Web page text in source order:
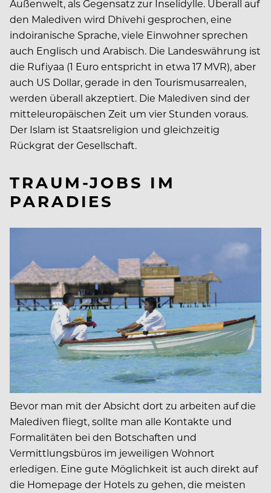
Außenwelt, als Gegensatz zur Inselidylle. Überall auf
den Malediven wird Dhivehi gesprochen, eine
indoiranische Sprache, viele Einwohner sprechen
auch Englisch und Arabisch. Die Landeswährung ist
die Rufiyaa (1 Euro entspricht in etwa 17 MVR), aber
auch US Dollar, gerade in den Tourismusarrealen,
werden überall akzeptiert. Die Malediven sind der
mitteleuropäischen Zeit um vier Stunden voraus.
Der Islam ist Staatsreligion und gleichzeitig
Rückgrat der Gesellschaft.
TRAUM-JOBS IM
PARADIES
Bevor man mit der Absicht dort zu arbeiten auf die
Malediven fliegt, sollte man alle Kontakte und
Formalitäten bei den Botschaften und
Vermittlungsbüros im jeweiligen Wohnort
erledigen. Eine gute Möglichkeit ist auch direkt auf
die Homepage der Hotels zu gehen, die meisten